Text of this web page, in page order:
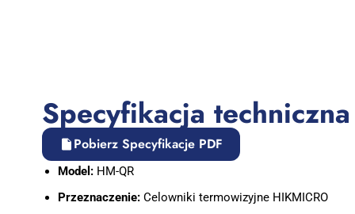
Specyfikacja techniczna
Pobierz Specyfikacje PDF
Model:HM-QR
Przeznaczenie:Celowniki termowizyjne HIKMICRO